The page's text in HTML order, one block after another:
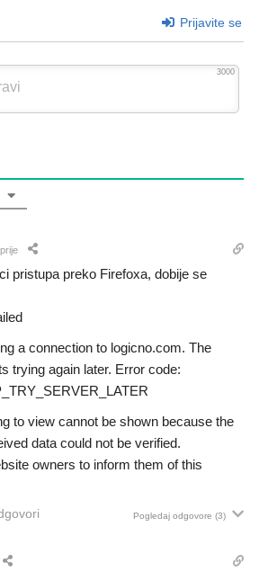
Prijavite se
3000
pristupa preko Firefoxa, dobije se
a connection to logicno.com. The
trying again later. Error code:
to view cannot be shown because the
data could not be verified.
owners to inform them of this
Pogledaj odgovore (3)